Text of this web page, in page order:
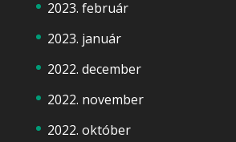
2023. február
2023. január
2022. december
2022. november
2022. október